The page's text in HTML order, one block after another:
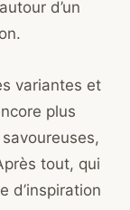
d’un
variantes et
plus
tout, qui
d’inspiration